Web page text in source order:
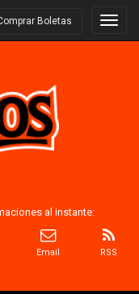
Boletas
al instante:
Email RSS